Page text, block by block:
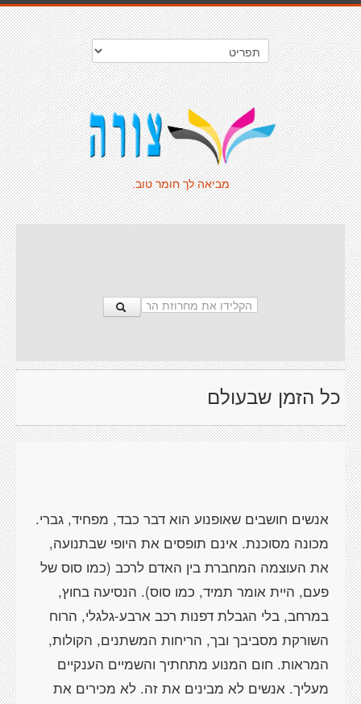
מביאה לך חומר טוב.
כל הזמן שבעולם
אנשים חושבים שאופנוע הוא דבר כבד, מפחיד, גברי.
מכונה מסוכנת. אינם תופסים את היופי שבתנועה,
את העוצמה המחברת בין האדם לרכב (כמו סוס של
פעם, היית אומר תמיד, כמו סוס). הנסיעה בחוץ,
במרחב, בלי הגבלת דפנות רכב ארבע-גלגלי, הרוח
השורקת מסביבך ובך, הריחות המשתנים, הקולות,
המראות. חום המנוע מתחתיך והשמיים הענקיים
מעליך. אנשים לא מבינים את זה. לא מכירים את